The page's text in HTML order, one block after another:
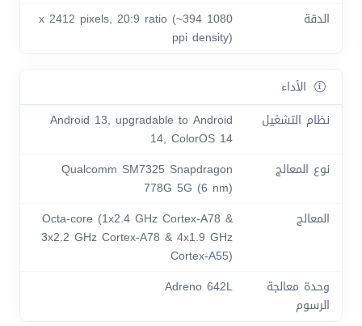
الدقة
1080 x 2412 pixels, 20:9 ratio (~394
ppi density)
الأداء
نظام التشغيل
Android 13, upgradable to Android
14, ColorOS 14
نوع المعالج
Qualcomm SM7325 Snapdragon
778G 5G (6 nm)
المعالج
Octa-core (1x2.4 GHz Cortex-A78 &
3x2.2 GHz Cortex-A78 & 4x1.9 GHz
Cortex-A55)
وحدة معالجة
الرسوم
Adreno 642L